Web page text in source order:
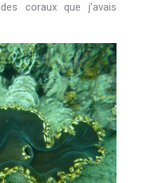
coraux que j’avais